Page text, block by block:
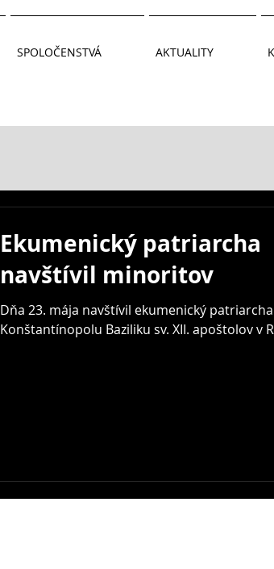
SPOLOČENSTVÁ AKTUALITY
Ekumenický patriarcha
navštívil minoritov
Dňa 23. mája navštívil ekumenický patriarcha
Konštantínopolu Baziliku sv. XII. apoštolov v